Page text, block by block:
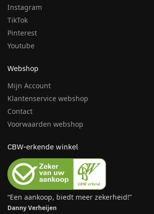
Instagram
TikTok
Pinterest
Youtube
Webshop
Mijn Account
Klantenservice webshop
Contact
Voorwaarden webshop
CBW-erkende winkel
“Een aankoop, biedt meer zekerheid!”
Danny Verheijen